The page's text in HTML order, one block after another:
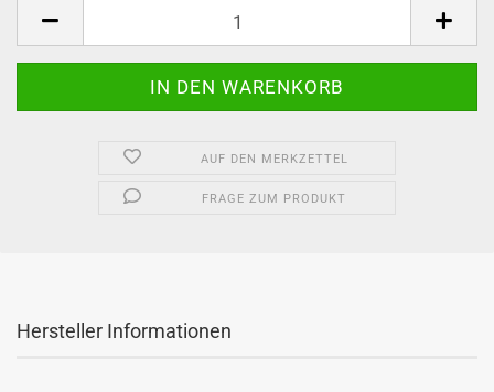
AUF DEN MERKZETTEL
FRAGE ZUM PRODUKT
Hersteller Informationen